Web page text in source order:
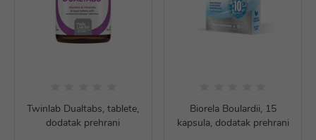
Twinlab Dualtabs, tablete,
dodatak prehrani
Biorela Boulardii, 15
kapsula, dodatak prehrani